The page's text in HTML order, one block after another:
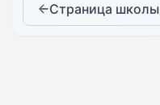
Страница школы